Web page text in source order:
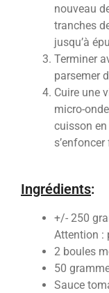
nouveau
tranches
jusqu’à
Terminer
parsemer
Cuire une
micro-
cuisson
Ingrédients:
+/- 250
Attention :
2 boules
50
Sauce